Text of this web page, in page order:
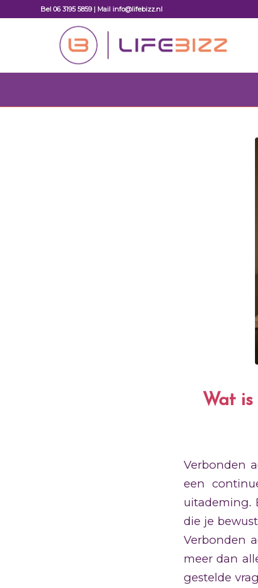
Bel 06 3195 5859 | Mail info@lifebizz.nl
Wat is
Verbonden
een
uitademing.
die je
Verbonden
meer dan
gestelde